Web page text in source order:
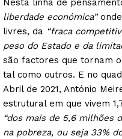
Nesta linha de
liberdade económica”
livres, da “fraca
peso do Estado e da
são factores que tornam
tal como outros. E no
Abril de 2021, António
estrutural em que vivem
“dos mais de 5,6 milhões
na pobreza, ou seja 33%